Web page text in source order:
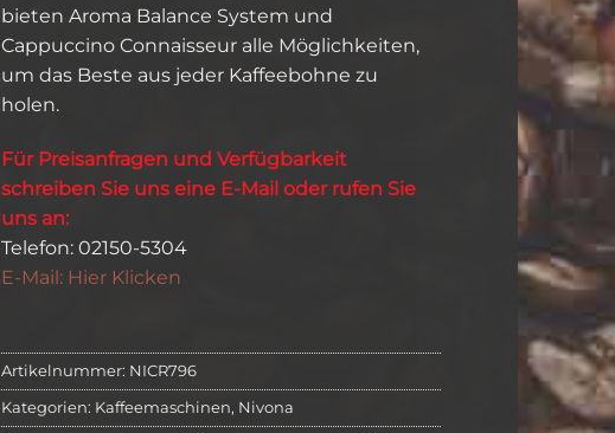
bieten Aroma Balance System und
Cappuccino Connaisseur alle Möglichkeiten,
um das Beste aus jeder Kaffeebohne zu
holen.
Für Preisanfragen und Verfügbarkeit
schreiben Sie uns eine E-Mail oder rufen Sie
uns an:
Telefon: 02150-5304
E-Mail: Hier Klicken
Artikelnummer: NICR796
Kategorien: Kaffeemaschinen, Nivona